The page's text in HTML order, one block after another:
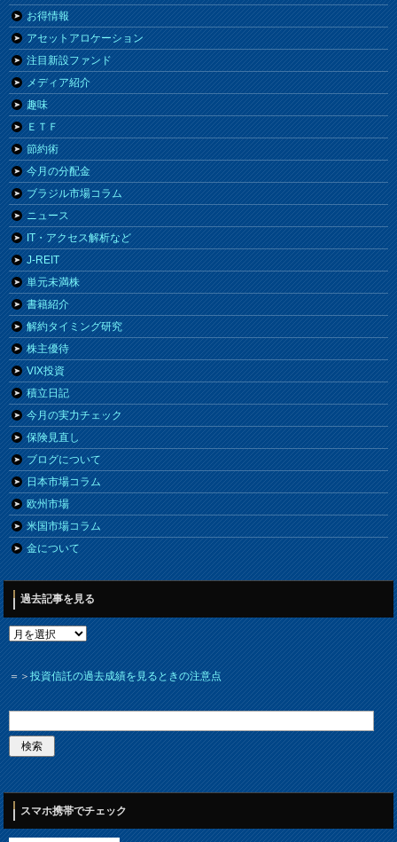
お得情報
アセットアロケーション
注目新設ファンド
メディア紹介
趣味
ＥＴＦ
節約術
今月の分配金
ブラジル市場コラム
ニュース
IT・アクセス解析など
J-REIT
単元未満株
書籍紹介
解約タイミング研究
株主優待
VIX投資
積立日記
今月の実力チェック
保険見直し
ブログについて
日本市場コラム
欧州市場
米国市場コラム
金について
過去記事を見る
＝＞投資信託の過去成績を見るときの注意点
スマホ携帯でチェック